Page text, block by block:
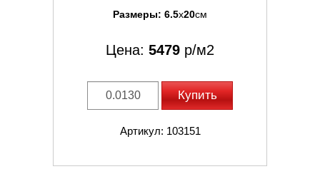
Размеры: 6.5x20см
Цена: 5479 р/м2
Купить
Артикул: 103151